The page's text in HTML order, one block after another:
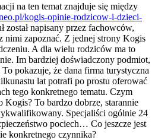
na ten temat znajduje się między
kogis-opinie-rodzicow-i-dzieci-
został napisany przez fachowców,
nimi zapoznać. Z jednej strony Kogis
A dla wielu rodziców ma to
Im bardziej doświadczony podmiot,
pokazuje, że dana firma turystyczna
lat potrafi po prostu oferować
tego konkretnego tematu. Czym
Kogis? To bardzo dobrze, starannie
Specjaliści ogólnie 24
pociech… Co jeszcze jest
konkretnego czynnika?